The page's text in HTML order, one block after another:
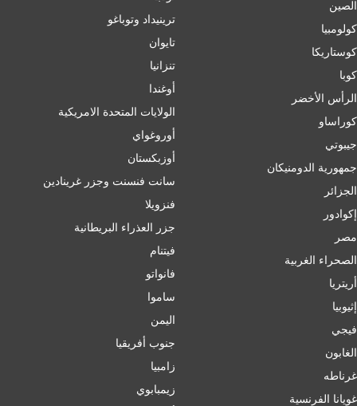
الصين
کولومبیا
كوستاريكا
كوبا
الرأس الأخضر
كوراساو
جيبوتي
جمهورية الدومنيكان
الجزائر
إكوادور
مصر
الصحراء الغربية
أريتريا
إثيوبيا
فيجي
الغابون
غرناطه
غويانا الفرنسية
ترينيداد وتوباغو
تايوان
تنزانيا
أوغندا
الولايات المتحدة الامريكية
أوروغواي
أوزبكستان
سانت فنسنت وجزر غرينادين
فنزويلا
جزر العذراء البريطانية
فيتنام
فانواتو
ساموا
اليمن
جنوب أفريقيا
زامبيا
زيمبابوي